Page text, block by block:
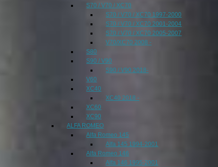
S70 / V70 / XC70
S70 / V70 / XC70 1997-2000
S70 / V70 / XC70 2001-2004
S70 / V70 / XC70 2005-2007
V70/XC70 2008 -
S80
S90 / V90
S90 / V90 2018-
V60
XC40
XC40 2018 -
XC60
XC90
ALFA ROMEO
Alfa Romeo 145
Alfa 145 1994-2001
Alfa Romeo 146
Alfa 146 1995-2001